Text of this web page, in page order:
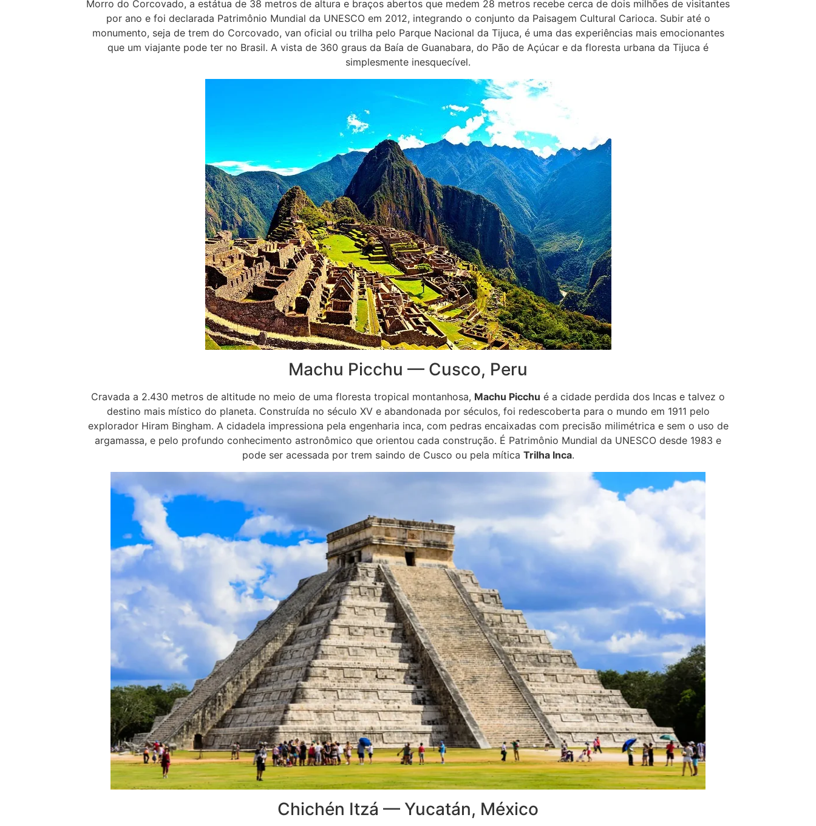
Morro do Corcovado, a estátua de 38 metros de altura e braços abertos que medem 28 metros recebe cerca de dois milhões de visitantes
por ano e foi declarada Patrimônio Mundial da UNESCO em 2012, integrando o conjunto da Paisagem Cultural Carioca. Subir até o
monumento, seja de trem do Corcovado, van oficial ou trilha pelo Parque Nacional da Tijuca, é uma das experiências mais emocionantes
que um viajante pode ter no Brasil. A vista de 360 graus da Baía de Guanabara, do Pão de Açúcar e da floresta urbana da Tijuca é
simplesmente inesquecível.
Machu Picchu — Cusco, Peru
Cravada a 2.430 metros de altitude no meio de uma floresta tropical montanhosa, Machu Picchu é a cidade perdida dos Incas e talvez o
destino mais místico do planeta. Construída no século XV e abandonada por séculos, foi redescoberta para o mundo em 1911 pelo
explorador Hiram Bingham. A cidadela impressiona pela engenharia inca, com pedras encaixadas com precisão milimétrica e sem o uso de
argamassa, e pelo profundo conhecimento astronômico que orientou cada construção. É Patrimônio Mundial da UNESCO desde 1983 e
pode ser acessada por trem saindo de Cusco ou pela mítica Trilha Inca.
Chichén Itzá — Yucatán, México